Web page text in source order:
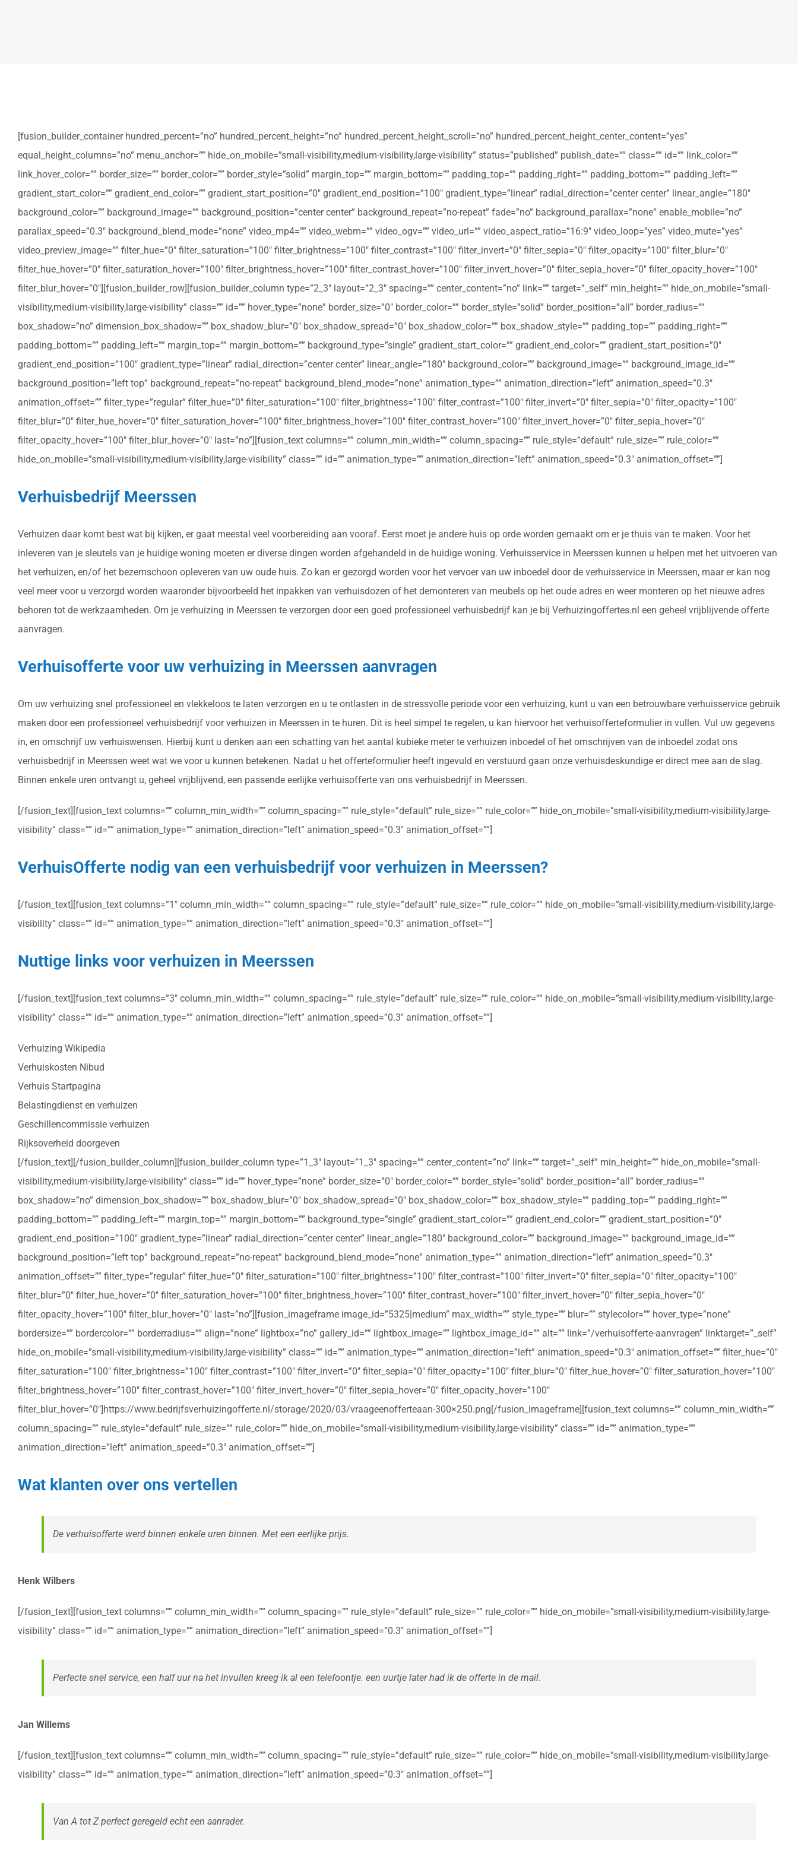
[fusion_builder_container hundred_percent=”no” hundred_percent_height=”no” hundred_percent_height_scroll=”no” hundred_percent_height_center_content=”yes”
equal_height_columns=”no” menu_anchor=”” hide_on_mobile=”small-visibility,medium-visibility,large-visibility” status=”published” publish_date=”” class=”” id=”” link_color=””
link_hover_color=”” border_size=”” border_color=”” border_style=”solid” margin_top=”” margin_bottom=”” padding_top=”” padding_right=”” padding_bottom=”” padding_left=””
gradient_start_color=”” gradient_end_color=”” gradient_start_position=”0″ gradient_end_position=”100″ gradient_type=”linear” radial_direction=”center center” linear_angle=”180″
background_color=”” background_image=”” background_position=”center center” background_repeat=”no-repeat” fade=”no” background_parallax=”none” enable_mobile=”no”
parallax_speed=”0.3″ background_blend_mode=”none” video_mp4=”” video_webm=”” video_ogv=”” video_url=”” video_aspect_ratio=”16:9″ video_loop=”yes” video_mute=”yes”
video_preview_image=”” filter_hue=”0″ filter_saturation=”100″ filter_brightness=”100″ filter_contrast=”100″ filter_invert=”0″ filter_sepia=”0″ filter_opacity=”100″ filter_blur=”0″
filter_hue_hover=”0″ filter_saturation_hover=”100″ filter_brightness_hover=”100″ filter_contrast_hover=”100″ filter_invert_hover=”0″ filter_sepia_hover=”0″ filter_opacity_hover=”100″
filter_blur_hover=”0″][fusion_builder_row][fusion_builder_column type=”2_3″ layout=”2_3″ spacing=”” center_content=”no” link=”” target=”_self” min_height=”” hide_on_mobile=”small-
visibility,medium-visibility,large-visibility” class=”” id=”” hover_type=”none” border_size=”0″ border_color=”” border_style=”solid” border_position=”all” border_radius=””
box_shadow=”no” dimension_box_shadow=”” box_shadow_blur=”0″ box_shadow_spread=”0″ box_shadow_color=”” box_shadow_style=”” padding_top=”” padding_right=””
padding_bottom=”” padding_left=”” margin_top=”” margin_bottom=”” background_type=”single” gradient_start_color=”” gradient_end_color=”” gradient_start_position=”0″
gradient_end_position=”100″ gradient_type=”linear” radial_direction=”center center” linear_angle=”180″ background_color=”” background_image=”” background_image_id=””
background_position=”left top” background_repeat=”no-repeat” background_blend_mode=”none” animation_type=”” animation_direction=”left” animation_speed=”0.3″
animation_offset=”” filter_type=”regular” filter_hue=”0″ filter_saturation=”100″ filter_brightness=”100″ filter_contrast=”100″ filter_invert=”0″ filter_sepia=”0″ filter_opacity=”100″
filter_blur=”0″ filter_hue_hover=”0″ filter_saturation_hover=”100″ filter_brightness_hover=”100″ filter_contrast_hover=”100″ filter_invert_hover=”0″ filter_sepia_hover=”0″
filter_opacity_hover=”100″ filter_blur_hover=”0″ last=”no”][fusion_text columns=”” column_min_width=”” column_spacing=”” rule_style=”default” rule_size=”” rule_color=””
hide_on_mobile=”small-visibility,medium-visibility,large-visibility” class=”” id=”” animation_type=”” animation_direction=”left” animation_speed=”0.3″ animation_offset=””]
Verhuisbedrijf Meerssen
Verhuizen daar komt best wat bij kijken, er gaat meestal veel voorbereiding aan vooraf. Eerst moet je andere huis op orde worden gemaakt om er je thuis van te maken. Voor het
inleveren van je sleutels van je huidige woning moeten er diverse dingen worden afgehandeld in de huidige woning. Verhuisservice in Meerssen kunnen u helpen met het uitvoeren van
het verhuizen, en/of het bezemschoon opleveren van uw oude huis. Zo kan er gezorgd worden voor het vervoer van uw inboedel door de verhuisservice in Meerssen, maar er kan nog
veel meer voor u verzorgd worden waaronder bijvoorbeeld het inpakken van verhuisdozen of het demonteren van meubels op het oude adres en weer monteren op het nieuwe adres
behoren tot de werkzaamheden. Om je verhuizing in Meerssen te verzorgen door een goed professioneel verhuisbedrijf kan je bij Verhuizingoffertes.nl een geheel vrijblijvende offerte
aanvragen.
Verhuisofferte voor uw verhuizing in Meerssen aanvragen
Om uw verhuizing snel professioneel en vlekkeloos te laten verzorgen en u te ontlasten in de stressvolle periode voor een verhuizing, kunt u van een betrouwbare verhuisservice gebruik
maken door een professioneel verhuisbedrijf voor verhuizen in Meerssen in te huren. Dit is heel simpel te regelen, u kan hiervoor het verhuisofferteformulier in vullen. Vul uw gegevens
in, en omschrijf uw verhuiswensen. Hierbij kunt u denken aan een schatting van het aantal kubieke meter te verhuizen inboedel of het omschrijven van de inboedel zodat ons
verhuisbedrijf in Meerssen weet wat we voor u kunnen betekenen. Nadat u het offerteformulier heeft ingevuld en verstuurd gaan onze verhuisdeskundige er direct mee aan de slag.
Binnen enkele uren ontvangt u, geheel vrijblijvend, een passende eerlijke verhuisofferte van ons verhuisbedrijf in Meerssen.
[/fusion_text][fusion_text columns=”” column_min_width=”” column_spacing=”” rule_style=”default” rule_size=”” rule_color=”” hide_on_mobile=”small-visibility,medium-visibility,large-
visibility” class=”” id=”” animation_type=”” animation_direction=”left” animation_speed=”0.3″ animation_offset=””]
VerhuisOfferte nodig van een verhuisbedrijf voor verhuizen in Meerssen?
[/fusion_text][fusion_text columns=”1″ column_min_width=”” column_spacing=”” rule_style=”default” rule_size=”” rule_color=”” hide_on_mobile=”small-visibility,medium-visibility,large-
visibility” class=”” id=”” animation_type=”” animation_direction=”left” animation_speed=”0.3″ animation_offset=””]
Nuttige links voor verhuizen in Meerssen
[/fusion_text][fusion_text columns=”3″ column_min_width=”” column_spacing=”” rule_style=”default” rule_size=”” rule_color=”” hide_on_mobile=”small-visibility,medium-visibility,large-
visibility” class=”” id=”” animation_type=”” animation_direction=”left” animation_speed=”0.3″ animation_offset=””]
Verhuizing Wikipedia
Verhuiskosten Nibud
Verhuis Startpagina
Belastingdienst en verhuizen
Geschillencommissie verhuizen
Rijksoverheid doorgeven
[/fusion_text][/fusion_builder_column][fusion_builder_column type=”1_3″ layout=”1_3″ spacing=”” center_content=”no” link=”” target=”_self” min_height=”” hide_on_mobile=”small-
visibility,medium-visibility,large-visibility” class=”” id=”” hover_type=”none” border_size=”0″ border_color=”” border_style=”solid” border_position=”all” border_radius=””
box_shadow=”no” dimension_box_shadow=”” box_shadow_blur=”0″ box_shadow_spread=”0″ box_shadow_color=”” box_shadow_style=”” padding_top=”” padding_right=””
padding_bottom=”” padding_left=”” margin_top=”” margin_bottom=”” background_type=”single” gradient_start_color=”” gradient_end_color=”” gradient_start_position=”0″
gradient_end_position=”100″ gradient_type=”linear” radial_direction=”center center” linear_angle=”180″ background_color=”” background_image=”” background_image_id=””
background_position=”left top” background_repeat=”no-repeat” background_blend_mode=”none” animation_type=”” animation_direction=”left” animation_speed=”0.3″
animation_offset=”” filter_type=”regular” filter_hue=”0″ filter_saturation=”100″ filter_brightness=”100″ filter_contrast=”100″ filter_invert=”0″ filter_sepia=”0″ filter_opacity=”100″
filter_blur=”0″ filter_hue_hover=”0″ filter_saturation_hover=”100″ filter_brightness_hover=”100″ filter_contrast_hover=”100″ filter_invert_hover=”0″ filter_sepia_hover=”0″
filter_opacity_hover=”100″ filter_blur_hover=”0″ last=”no”][fusion_imageframe image_id=”5325|medium” max_width=”” style_type=”” blur=”” stylecolor=”” hover_type=”none”
bordersize=”” bordercolor=”” borderradius=”” align=”none” lightbox=”no” gallery_id=”” lightbox_image=”” lightbox_image_id=”” alt=”” link=”/verhuisofferte-aanvragen” linktarget=”_self”
hide_on_mobile=”small-visibility,medium-visibility,large-visibility” class=”” id=”” animation_type=”” animation_direction=”left” animation_speed=”0.3″ animation_offset=”” filter_hue=”0″
filter_saturation=”100″ filter_brightness=”100″ filter_contrast=”100″ filter_invert=”0″ filter_sepia=”0″ filter_opacity=”100″ filter_blur=”0″ filter_hue_hover=”0″ filter_saturation_hover=”100″
filter_brightness_hover=”100″ filter_contrast_hover=”100″ filter_invert_hover=”0″ filter_sepia_hover=”0″ filter_opacity_hover=”100″
filter_blur_hover=”0″]https://www.bedrijfsverhuizingofferte.nl/storage/2020/03/vraageenofferteaan-300×250.png[/fusion_imageframe][fusion_text columns=”” column_min_width=””
column_spacing=”” rule_style=”default” rule_size=”” rule_color=”” hide_on_mobile=”small-visibility,medium-visibility,large-visibility” class=”” id=”” animation_type=””
animation_direction=”left” animation_speed=”0.3″ animation_offset=””]
Wat klanten over ons vertellen
De verhuisofferte werd binnen enkele uren binnen. Met een eerlijke prijs.
Henk Wilbers
[/fusion_text][fusion_text columns=”” column_min_width=”” column_spacing=”” rule_style=”default” rule_size=”” rule_color=”” hide_on_mobile=”small-visibility,medium-visibility,large-
visibility” class=”” id=”” animation_type=”” animation_direction=”left” animation_speed=”0.3″ animation_offset=””]
Perfecte snel service, een half uur na het invullen kreeg ik al een telefoontje. een uurtje later had ik de offerte in de mail.
Jan Willems
[/fusion_text][fusion_text columns=”” column_min_width=”” column_spacing=”” rule_style=”default” rule_size=”” rule_color=”” hide_on_mobile=”small-visibility,medium-visibility,large-
visibility” class=”” id=”” animation_type=”” animation_direction=”left” animation_speed=”0.3″ animation_offset=””]
Van A tot Z perfect geregeld echt een aanrader.